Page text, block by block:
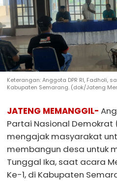
Keterangan: Anggota DPR RI, Fadholi,
Kabupaten Semarang. (dok/Jateng
JATENG MEMANGGIL-
Partai Nasional Demokrat
mengajak masyarakat
membangun desa untuk
Tunggal Ika, saat acara
Ke-1, di Kabupaten